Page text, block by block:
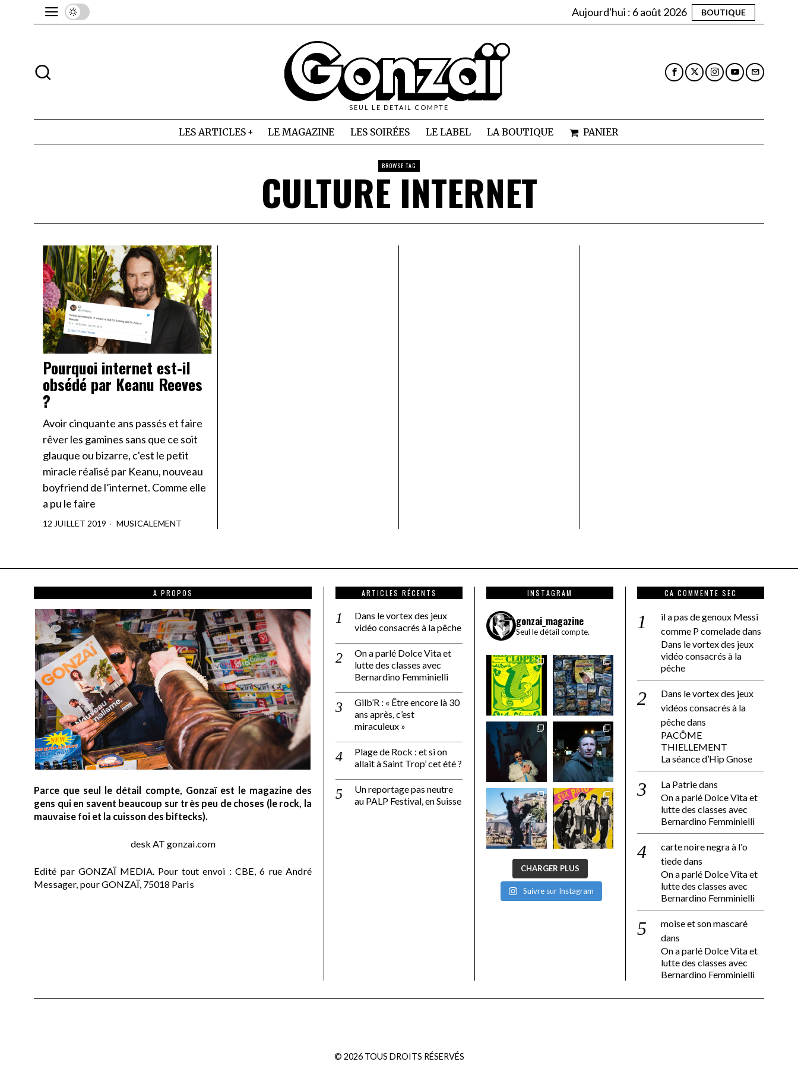
Aujourd'hui : 6 août 2026 BOUTIQUE
SEUL LE DETAIL COMPTE
LES ARTICLES LE MAGAZINE LES SOIRÉES LE LABEL LA BOUTIQUE PANIER
BROWSE TAG
CULTURE INTERNET
Pourquoi internet est-il
obsédé par Keanu Reeves
?
Avoir cinquante ans passés et faire
rêver les gamines sans que ce soit
glauque ou bizarre, c'est le petit
miracle réalisé par Keanu, nouveau
boyfriend de l’internet. Comme elle
a pu le faire
12 JUILLET 2019 MUSICALEMENT
A PROPOS
Parce que seul le détail compte, Gonzaï est le magazine des
gens qui en savent beaucoup sur très peu de choses (le rock, la
mauvaise foi et la cuisson des biftecks).
desk AT gonzai.com
Edité par GONZAÏ MEDIA. Pour tout envoi : CBE, 6 rue André
Messager, pour GONZAÏ, 75018 Paris
ARTICLES RÉCENTS
Dans le vortex des jeux
vidéo consacrés à la pêche
On a parlé Dolce Vita et
lutte des classes avec
Bernardino Femminielli
Gilb’R : « Être encore là 30
ans après, c’est
miraculeux »
Plage de Rock : et si on
allait à Saint Trop’ cet été ?
Un reportage pas neutre
au PALP Festival, en Suisse
INSTAGRAM
gonzai_magazine
Seul le détail compte.
CHARGER PLUS
Suivre sur Instagram
CA COMMENTE SEC
il a pas de genoux Messi
comme P comeladedans
Dans le vortex des jeux
vidéo consacrés à la
pêche
Dans le vortex des jeux
vidéos consacrés à la
pêchedans
PACÔME
THIELLEMENT
La séance d’Hip Gnose
La Patriedans
On a parlé Dolce Vita et
lutte des classes avec
Bernardino Femminielli
carte noire negra à l'o
tiededans
On a parlé Dolce Vita et
lutte des classes avec
Bernardino Femminielli
moise et son mascaré
dans
On a parlé Dolce Vita et
lutte des classes avec
Bernardino Femminielli
© 2026TOUS DROITS RÉSERVÉS